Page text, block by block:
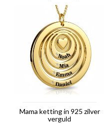
Mama ketting in 925 zilver
verguld